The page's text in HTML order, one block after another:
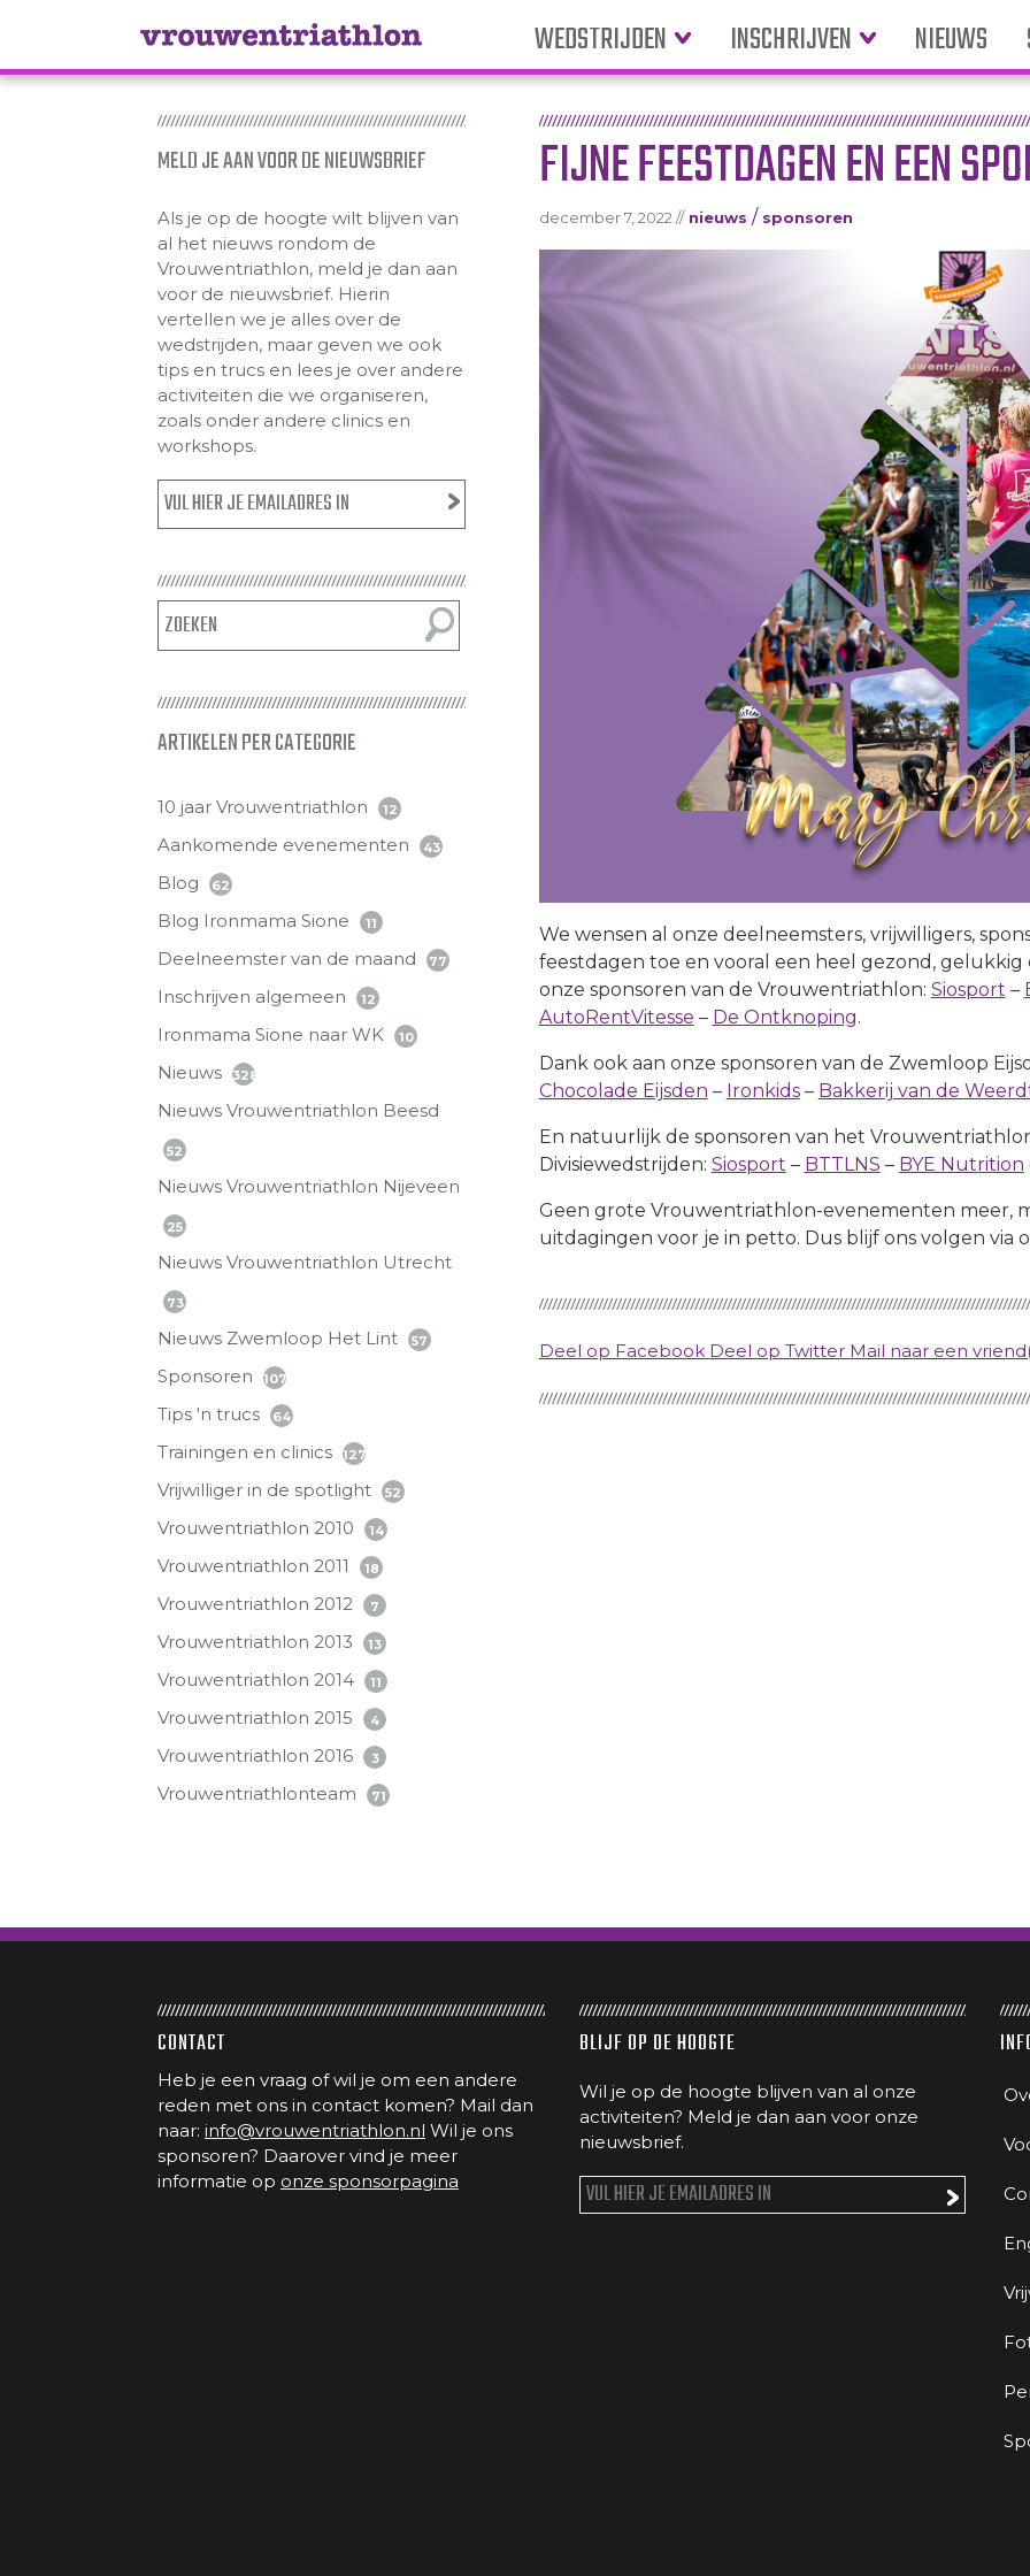
WEDSTRIJDEN INSCHRIJVEN NIEUWS
MELD JE AAN VOOR DE NIEUWSBRIEF
Als je op de hoogte wilt blijven van
al het nieuws rondom de
Vrouwentriathlon, meld je dan aan
voor de nieuwsbrief. Hierin
vertellen we je alles over de
wedstrijden, maar geven we ook
tips en trucs en lees je over andere
activiteiten die we organiseren,
zoals onder andere clinics en
workshops.
ARTIKELEN PER CATEGORIE
10 jaar Vrouwentriathlon 12
Aankomende evenementen 43
Blog 62
Blog Ironmama Sione 11
Deelneemster van de maand 77
Inschrijven algemeen 12
Ironmama Sione naar WK 10
Nieuws 328
Nieuws Vrouwentriathlon Beesd
52
Nieuws Vrouwentriathlon Nijeveen
25
Nieuws Vrouwentriathlon Utrecht
73
Nieuws Zwemloop Het Lint 57
Sponsoren 107
Tips 'n trucs 64
Trainingen en clinics 127
Vrijwilliger in de spotlight 52
Vrouwentriathlon 2010 14
Vrouwentriathlon 2011 18
Vrouwentriathlon 2012 7
Vrouwentriathlon 2013 13
Vrouwentriathlon 2014 11
Vrouwentriathlon 2015 4
Vrouwentriathlon 2016 3
Vrouwentriathlonteam 71
FIJNE FEESTDAGEN EN EEN
december 7, 2022 // nieuws / sponsoren
We wensen al onze deelneemsters, vrijwilligers,
feestdagen toe en vooral een heel gezond, gelukkig
onze sponsoren van de Vrouwentriathlon: Siosport –
AutoRentVitesse – De Ontknoping.
Dank ook aan onze sponsoren van de Zwemloop
Chocolade Eijsden – Ironkids– Bakkerij van de
En natuurlijk de sponsoren van het
Divisiewedstrijden: Siosport – BTTLNS – BYE Nutrition
Geen grote Vrouwentriathlon-evenementen meer,
uitdagingen voor je in petto. Dus blijf ons volgen via
Deel op Facebook Deel op Twitter Mail naar een
CONTACT
Heb je een vraag of wil je om een andere
reden met ons in contact komen? Mail dan
naar: info@vrouwentriathlon.nl Wil je ons
sponsoren? Daarover vind je meer
informatie op onze sponsorpagina
BLIJF OP DE HOOGTE
Wil je op de hoogte blijven van al onze
activiteiten? Meld je dan aan voor onze
nieuwsbrief.